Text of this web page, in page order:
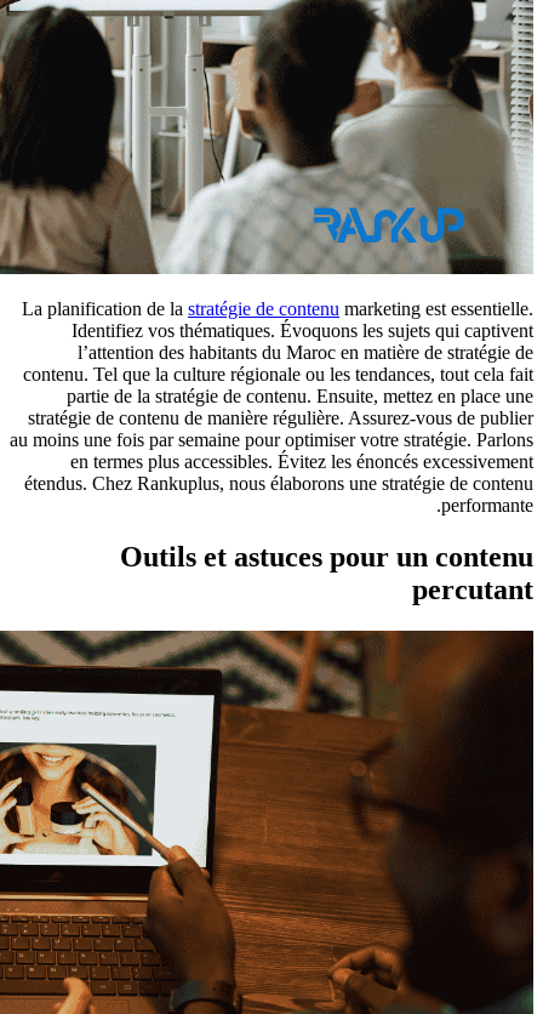
La planification de la stratégie de contenu marketing est essentielle.
Identifiez vos thématiques. Évoquons les sujets qui captivent
l’attention des habitants du Maroc en matière de stratégie de
contenu. Tel que la culture régionale ou les tendances, tout cela fait
partie de la stratégie de contenu. Ensuite, mettez en place une
stratégie de contenu de manière régulière. Assurez-vous de publier
au moins une fois par semaine pour optimiser votre stratégie. Parlons
en termes plus accessibles. Évitez les énoncés excessivement
étendus. Chez Rankuplus, nous élaborons une stratégie de contenu
performante.
Outils et astuces pour un contenu
percutant